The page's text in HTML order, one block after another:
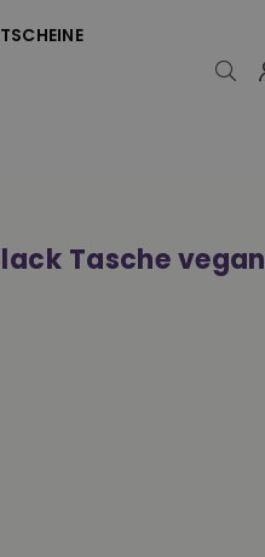
Tasche vegan